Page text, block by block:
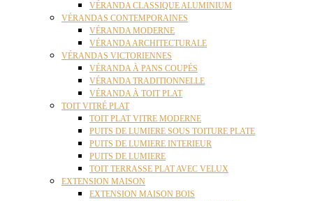
VÉRANDA CLASSIQUE ALUMINIUM
VÉRANDAS CONTEMPORAINES
VÉRANDA MODERNE
VÉRANDA ARCHITECTURALE
VÉRANDAS VICTORIENNES
VÉRANDA À PANS COUPÉS
VÉRANDA TRADITIONNELLE
VÉRANDA À TOIT PLAT
TOIT VITRÉ PLAT
TOIT PLAT VITRE MODERNE
PUITS DE LUMIERE SOUS TOITURE PLATE
PUITS DE LUMIERE INTERIEUR
PUITS DE LUMIERE
TOIT TERRASSE PLAT AVEC VELUX
EXTENSION MAISON
EXTENSION MAISON BOIS